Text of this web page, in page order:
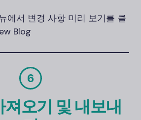
에서 변경 사항 미리 보기를 클
Blog
6
져오기 및 내보내